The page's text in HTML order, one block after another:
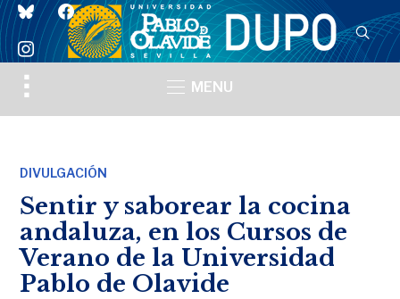
blueskyfacebook
instagram
Toggle
sidebar
MENU
DIVULGACIÓN
Sentir y saborear la cocina
andaluza, en los Cursos de
Verano de la Universidad
Pablo de Olavide